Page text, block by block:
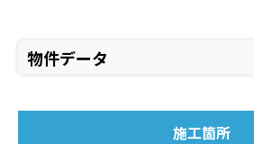
物件データ
施工箇所